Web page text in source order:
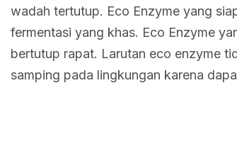
wadah tertutup. Eco Enzyme yang
fermentasi yang khas. Eco Enzyme
bertutup rapat. Larutan eco enzyme
samping pada lingkungan karena